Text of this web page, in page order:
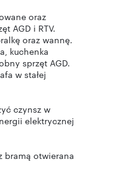
oraz
AGD i RTV.
oraz wannę.
kuchenka
sprzęt AGD.
w stałej
czynsz w
elektrycznej
bramą otwierana